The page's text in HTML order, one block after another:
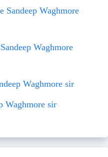
Sandeep Waghmore
Waghmore
Waghmore sir
Waghmore sir